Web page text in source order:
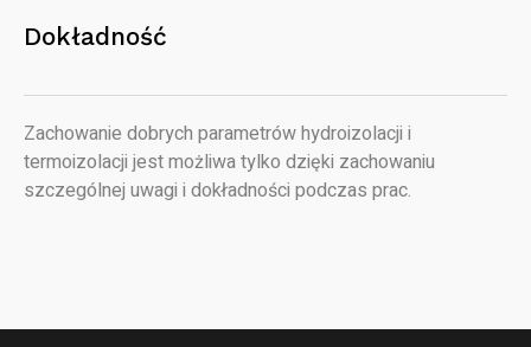
Dokładność
Zachowanie dobrych parametrów hydroizolacji i
termoizolacji jest możliwa tylko dzięki zachowaniu
szczególnej uwagi i dokładności podczas prac.